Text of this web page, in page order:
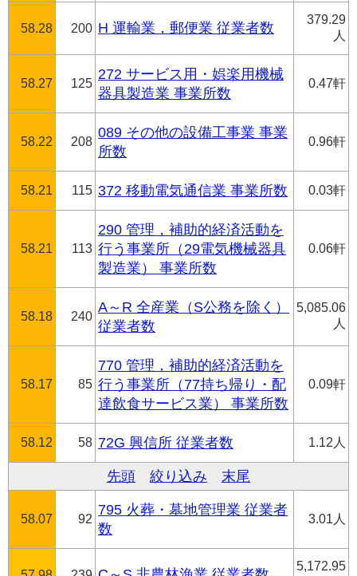
58.28 200 H 運輸業，郵便業 従業者数
379.29
人
58.27 125
272 サービス用・娯楽用機械
器具製造業 事業所数
0.47軒
58.22 208
089 その他の設備工事業 事業
所数
0.96軒
58.21 115 372 移動電気通信業 事業所数 0.03軒
58.21 113
290 管理，補助的経済活動を
行う事業所（29電気機械器具
製造業） 事業所数
0.06軒
58.18 240
A～R 全産業（S公務を除く）
従業者数
5,085.06
人
58.17 85
770 管理，補助的経済活動を
行う事業所（77持ち帰り・配
達飲食サービス業） 事業所数
0.09軒
58.12 58 72G 興信所 従業者数 1.12人
先頭 絞り込み 末尾
58.07 92
795 火葬・墓地管理業 従業者
数
3.01人
5,172.95